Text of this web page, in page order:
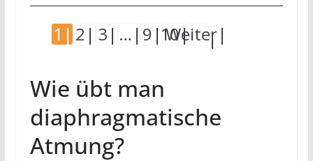
1 2 3 … 9 10
Weiter
Wie übt man
diaphragmatische
Atmung?